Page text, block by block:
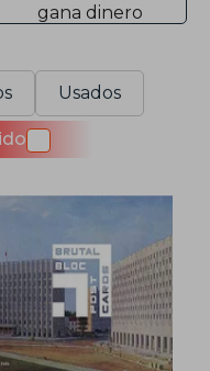
gana dinero
Usados